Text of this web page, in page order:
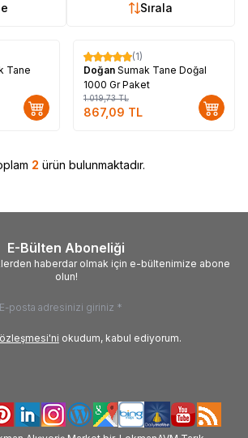
Sırala
Tane
%15
(1)
Doğan Sumak Tane Doğal
1000 Gr Paket
1.019,73TL
867,09 TL
2 ürün bulunmaktadır.
E-Bülten Aboneliği
haberdar olmak için e-bültenimize abone
olun!
okudum, kabul ediyorum.